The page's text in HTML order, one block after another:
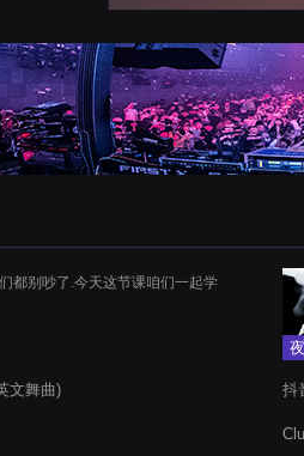
想你的
都别吵了.今天这节课咱们一起学
文舞曲) 抖